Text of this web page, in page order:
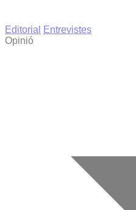
Editorial
Entrevistes
Opinió